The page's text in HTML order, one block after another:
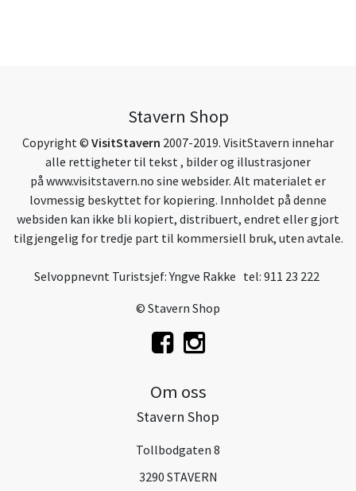
Stavern Shop
Copyright © VisitStavern 2007-2019. VisitStavern innehar
alle rettigheter til tekst , bilder og illustrasjoner
på www.visitstavern.no sine websider. Alt materialet er
lovmessig beskyttet for kopiering. Innholdet på denne
websiden kan ikke bli kopiert, distribuert, endret eller gjort
tilgjengelig for tredje part til kommersiell bruk, uten avtale.
Selvoppnevnt Turistsjef: Yngve Rakke tel: 911 23 222
© Stavern Shop
Om oss
Stavern Shop
Tollbodgaten 8
3290 STAVERN